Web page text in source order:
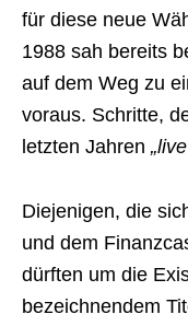
für diese neue
1988 sah bereits
auf dem Weg zu
voraus. Schritte,
letzten Jahren
Diejenigen, die
und dem
dürften um die
bezeichnendem